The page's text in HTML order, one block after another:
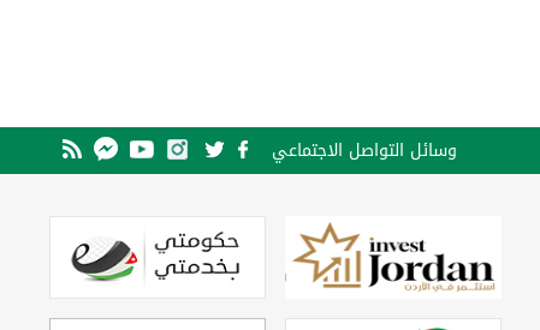
وسائل التواصل الاجتماعي